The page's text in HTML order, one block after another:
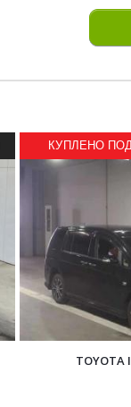
КУПЛЕНО ПОД
TOYOTA